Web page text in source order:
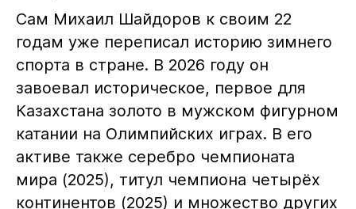
Сам Михаил Шайдоров к своим 22
годам уже переписал историю зимнего
спорта в стране. В 2026 году он
завоевал историческое, первое для
Казахстана золото в мужском фигурном
катании на Олимпийских играх. В его
активе также серебро чемпионата
мира (2025), титул чемпиона четырёх
континентов (2025) и множество других